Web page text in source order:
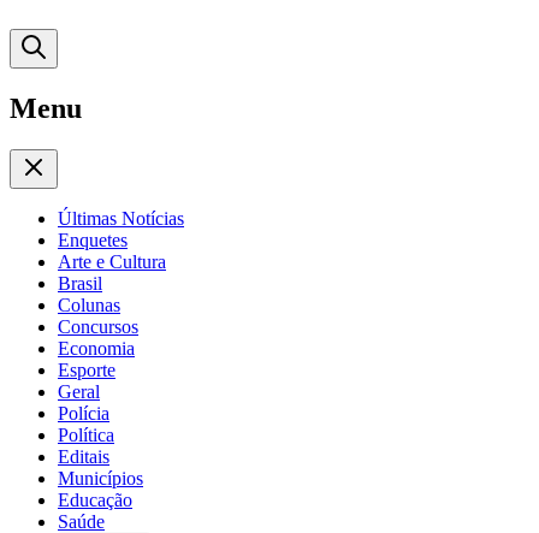
Menu
Últimas Notícias
Enquetes
Arte e Cultura
Brasil
Colunas
Concursos
Economia
Esporte
Geral
Polícia
Política
Editais
Municípios
Educação
Saúde